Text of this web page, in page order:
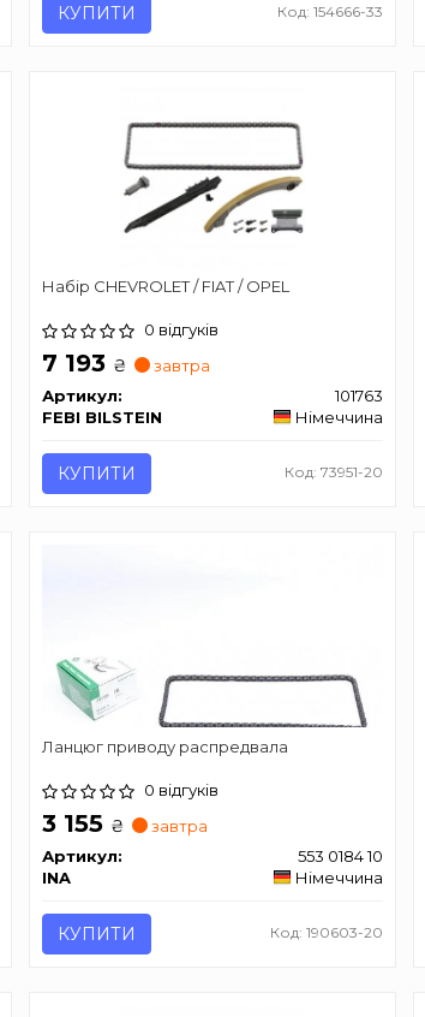
КУПИТИ Код: 154666-33
Набір CHEVROLET / FIAT / OPEL
0 відгуків
7 193 ₴
завтра
Артикул:
101763
FEBI BILSTEIN
Німеччина
КУПИТИ Код: 73951-20
Ланцюг приводу распредвала
0 відгуків
3 155 ₴
завтра
Артикул:
553 0184 10
INA
Німеччина
КУПИТИ Код: 190603-20